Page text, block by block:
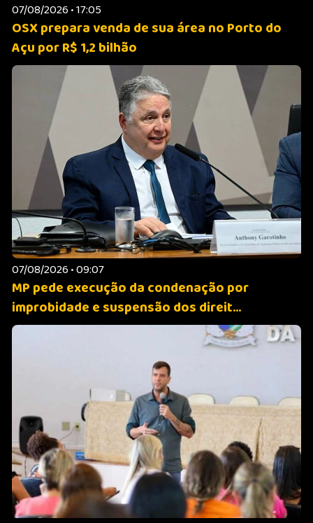
07/08/2026 • 17:05
OSX prepara venda de sua área no Porto do
Açu por R$ 1,2 bilhão
07/08/2026 • 09:07
MP pede execução da condenação por
improbidade e suspensão dos direit...